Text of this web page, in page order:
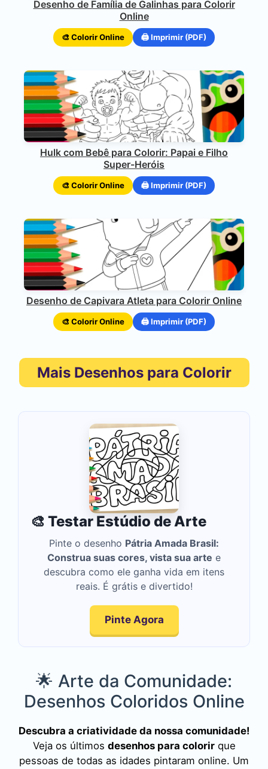
Desenho de Família de Galinhas para Colorir
Online
🎨 Colorir Online 🖨️ Imprimir (PDF)
Hulk com Bebê para Colorir: Papai e Filho
Super-Heróis
🎨 Colorir Online 🖨️ Imprimir (PDF)
Desenho de Capivara Atleta para Colorir Online
🎨 Colorir Online 🖨️ Imprimir (PDF)
Mais Desenhos para Colorir
🎨 Testar Estúdio de Arte
Pinte o desenho Pátria Amada Brasil:
Construa suas cores, vista sua arte e
descubra como ele ganha vida em itens
reais. É grátis e divertido!
Pinte Agora
🌟 Arte da Comunidade:
Desenhos Coloridos Online
Descubra a criatividade da nossa comunidade!
Veja os últimos desenhos para colorirque
pessoas de todas as idades pintaram online. Um